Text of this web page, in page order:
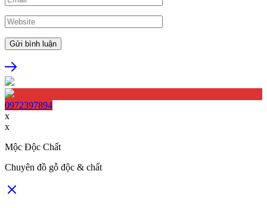
0972397894
x
x
Mộc Độc Chất
Chuyên đồ gỗ độc & chất